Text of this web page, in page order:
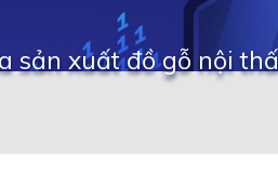
sản xuất đồ gỗ nội